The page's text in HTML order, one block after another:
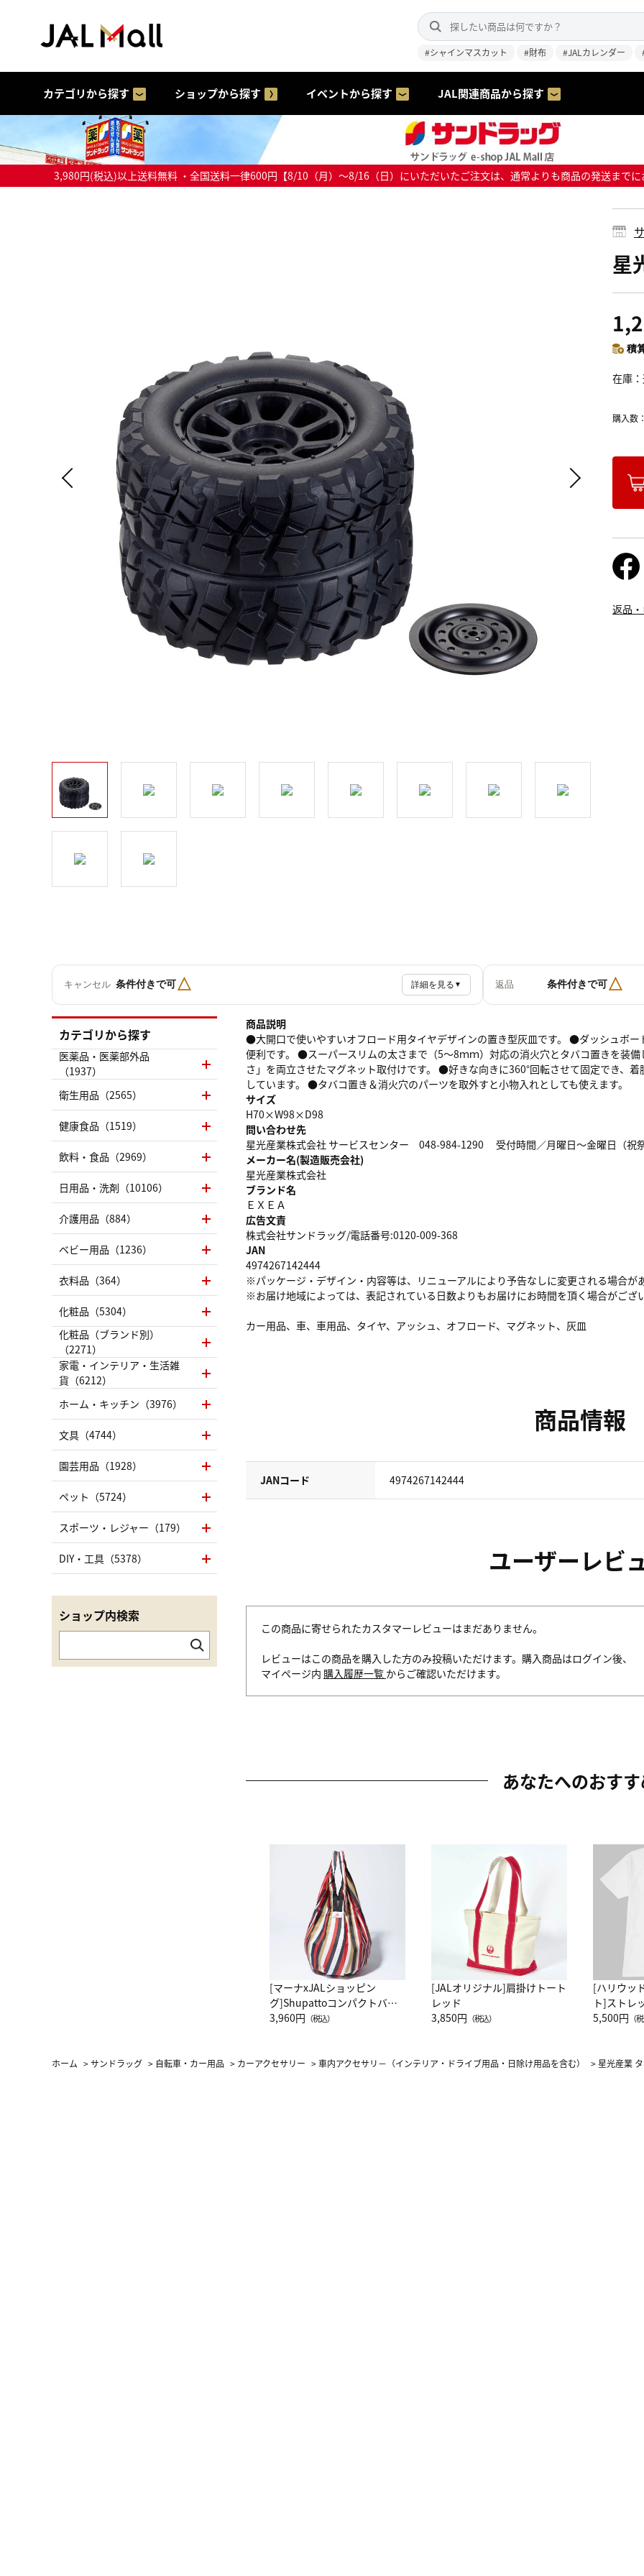
#シャインマスカット #財布 #JALカレンダー
カテゴリから探す ショップから探す イベントから探す JAL関連商品から探す
3,980円(税込)以上送料無料 ・全国送料一律600円【8/10（月）～8/16（日）にいただいたご注文は、通常よりも商品の発送まで
星
積
在庫
購入数：
返品
キャンセル 条件付きで可△ 詳細を見る ▼ 返品 条件付きで可△
商品説明
●大開口で使いやすいオフロード用タイヤデザインの置き型灰皿です。 ●ダッシュボ
便利です。 ●スーパースリムの太さまで（5～8ｍｍ）対応の消火穴とタバコ置きを装
さ」を両立させたマグネット取付けです。 ●好きな向きに360°回転させて固定でき、
しています。 ●タバコ置き＆消火穴のパーツを取外すと小物入れとしても使えます。
サイズ
H70×W98×D98
問い合わせ先
星光産業株式会社 サービスセンター 048-984-1290 受付時間／月曜日～金曜日（祝
メーカー名(製造販売会社)
星光産業株式会社
ブランド名
ＥＸＥＡ
広告文責
株式会社サンドラッグ/電話番号:0120-009-368
JAN
4974267142444
※パッケージ・デザイン・内容等は、リニューアルにより予告なしに変更される場合が
※お届け地域によっては、表記されている日数よりもお届けにお時間を頂く場合がござい
カー用品、車、車用品、タイヤ、アッシュ、オフロード、マグネット、灰皿
商品情報
JANコード 4974267142444
ユーザーレビ
この商品に寄せられたカスタマーレビューはまだありません。
レビューはこの商品を購入した方のみ投稿いただけます。購入商品はログイン後、
マイページ内 購入履歴一覧 からご確認いただけます。
あなたへのおす
[マーナxJALショッピン
グ]Shupattoコンパクトバッ
グ Drop JAL客室乗務員
3,960円 （税込）
[JALオリジナル]肩掛けトート
レッド
3,850円 （税込）
[ハリウッ
ト]ストレ
ーネック別
5,500円 （
カテゴリから探す
医薬品・医薬部外品
（1937）
衛生用品（2565）
健康食品（1519）
飲料・食品（2969）
日用品・洗剤（10106）
介護用品（884）
ベビー用品（1236）
衣料品（364）
化粧品（5304）
化粧品（ブランド別）
（2271）
家電・インテリア・生活雑
貨（6212）
ホーム・キッチン（3976）
文具（4744）
園芸用品（1928）
ペット（5724）
スポーツ・レジャー（179）
DIY・工具（5378）
ショップ内検索
ホーム >サンドラッグ > 自転車・カー用品 > カーアクセサリー >車内アクセサリ－（インテリア・ドライブ用品・日除け用品を含む） >星光産業